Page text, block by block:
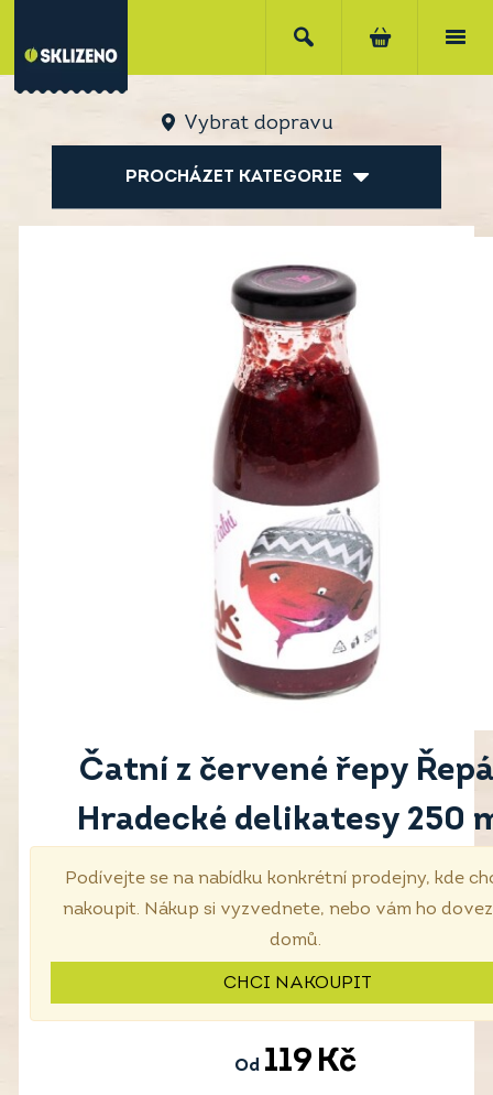
Vybrat dopravu
PROCHÁZET KATEGORIE
Čatní z červené řepy
Hradecké delikatesy 250
Podívejte se na nabídku konkrétní prodejny, kde
nakoupit. Nákup si vyzvednete, nebo vám ho
domů.
CHCI NAKOUPIT
Od 119 Kč